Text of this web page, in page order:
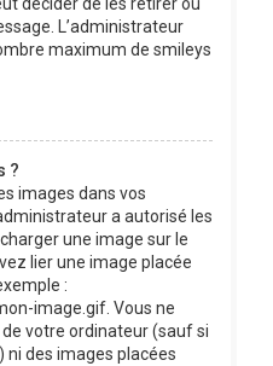
L’administrateur
maximum de smileys
?
images dans vos
a autorisé les
une image sur le
lier une image placée
:
image.gif. Vous ne
votre ordinateur (sauf si
ni des images placées